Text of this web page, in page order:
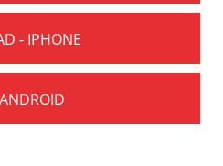
- IPHONE
ANDROID